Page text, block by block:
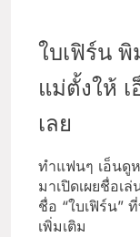
ใบเฟิร์น
แม่ตั้งให้
เลย
ทำแฟนๆ เอ็นดู
มาเปิดเผยชื่อเ
ชื่อ “ใบเฟิร์น”
เพิ่มเติม